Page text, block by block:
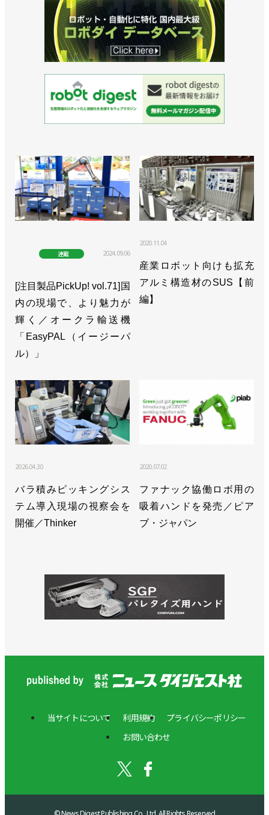
連載 2024.09.06
[注目製品PickUp! vol.71]国
内の現場で、より魅力が
輝く／オークラ輸送機
「EasyPAL（イージーパ
ル）」
2020.11.04
産業ロボット向けも拡充
アルミ構造材のSUS【前
編】
2026.04.30
バラ積みピッキングシス
テム導入現場の視察会を
開催／Thinker
2020.07.02
ファナック協働ロボ用の
吸着ハンドを発売／ピア
ブ・ジャパン
当サイトについて 利用規約
プライバシーポリシー
お問い合わせ